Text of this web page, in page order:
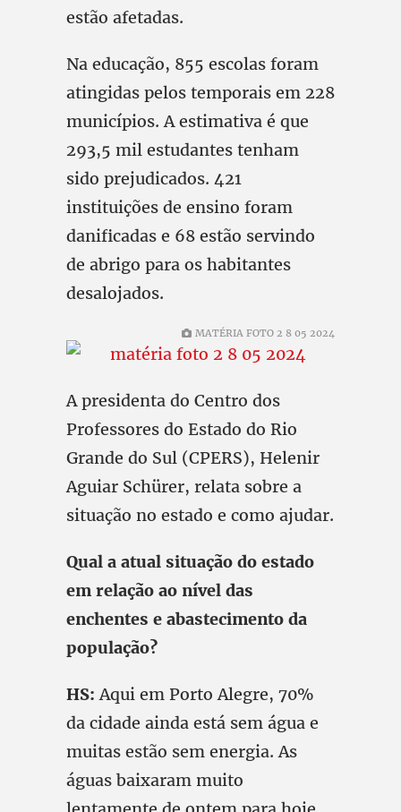
estão afetadas.
Na educação, 855 escolas foram
atingidas pelos temporais em 228
municípios. A estimativa é que
293,5 mil estudantes tenham
sido prejudicados. 421
instituições de ensino foram
danificadas e 68 estão servindo
de abrigo para os habitantes
desalojados.
MATÉRIA FOTO 2 8 05 2024
A presidenta do Centro dos
Professores do Estado do Rio
Grande do Sul (CPERS), Helenir
Aguiar Schürer, relata sobre a
situação no estado e como ajudar.
Qual a atual situação do estado
em relação ao nível das
enchentes e abastecimento da
população?
HS: Aqui em Porto Alegre, 70%
da cidade ainda está sem água e
muitas estão sem energia. As
águas baixaram muito